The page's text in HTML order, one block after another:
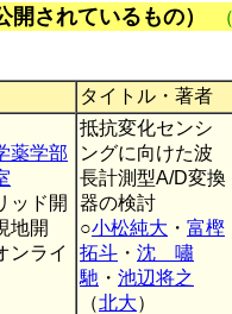
されているもの）
タイトル・著者
薬学部
ッド開
地開
ンライ
抵抗変化センシ
ングに向けた波
長計測型A/D変換
器の検討
○小松純大 ・ 富樫
拓斗 ・ 沈 嘯
馳 ・ 池辺将之
（北大）